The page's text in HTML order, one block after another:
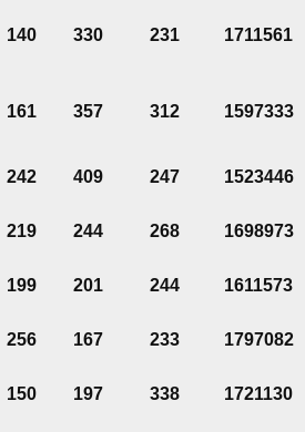
140 330 231 1711561
161 357 312 1597333
242 409 247 1523446
219 244 268 1698973
199 201 244 1611573
256 167 233 1797082
150 197 338 1721130